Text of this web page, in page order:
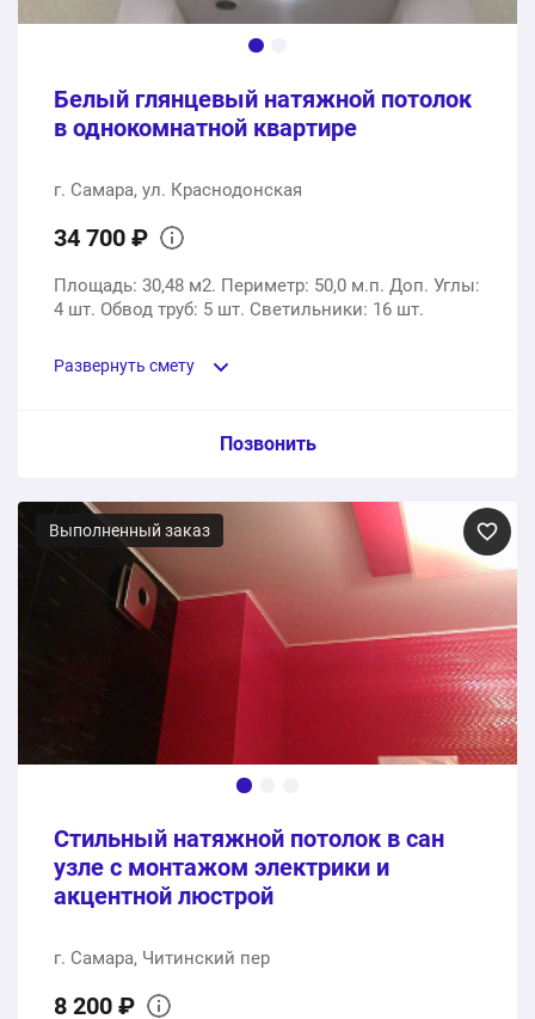
Белый глянцевый натяжной потолок
в однокомнатной квартире
г. Самара, ул. Краснодонская
34 700 ₽
Площадь: 30,48 м2. Периметр: 50,0 м.п. Доп. Углы:
4 шт. Обвод труб: 5 шт. Светильники: 16 шт.
Развернуть смету
Пункт сметы / Ед. изм. / Цена
Материалы и услуги по монтажу, включая установку
светильников и разводку электрики
1 шт.
Общая стоимость: 34700 ₽
Позвонить
Выполненный заказ
Стильный натяжной потолок в сан
узле с монтажом электрики и
акцентной люстрой
г. Самара, Читинский пер
8 200 ₽